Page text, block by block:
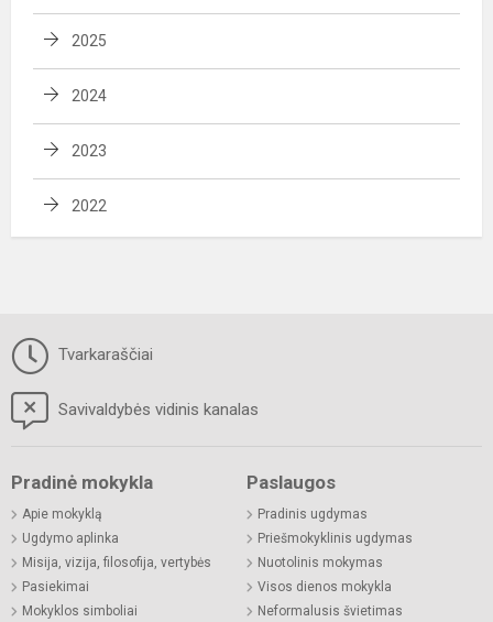
2025
2024
2023
2022
Tvarkaraščiai
Savivaldybės vidinis kanalas
Pradinė mokykla
Apie mokyklą
Ugdymo aplinka
Misija, vizija, filosofija, vertybės
Pasiekimai
Mokyklos simboliai
Paslaugos
Pradinis ugdymas
Priešmokyklinis ugdymas
Nuotolinis mokymas
Visos dienos mokykla
Neformalusis švietimas